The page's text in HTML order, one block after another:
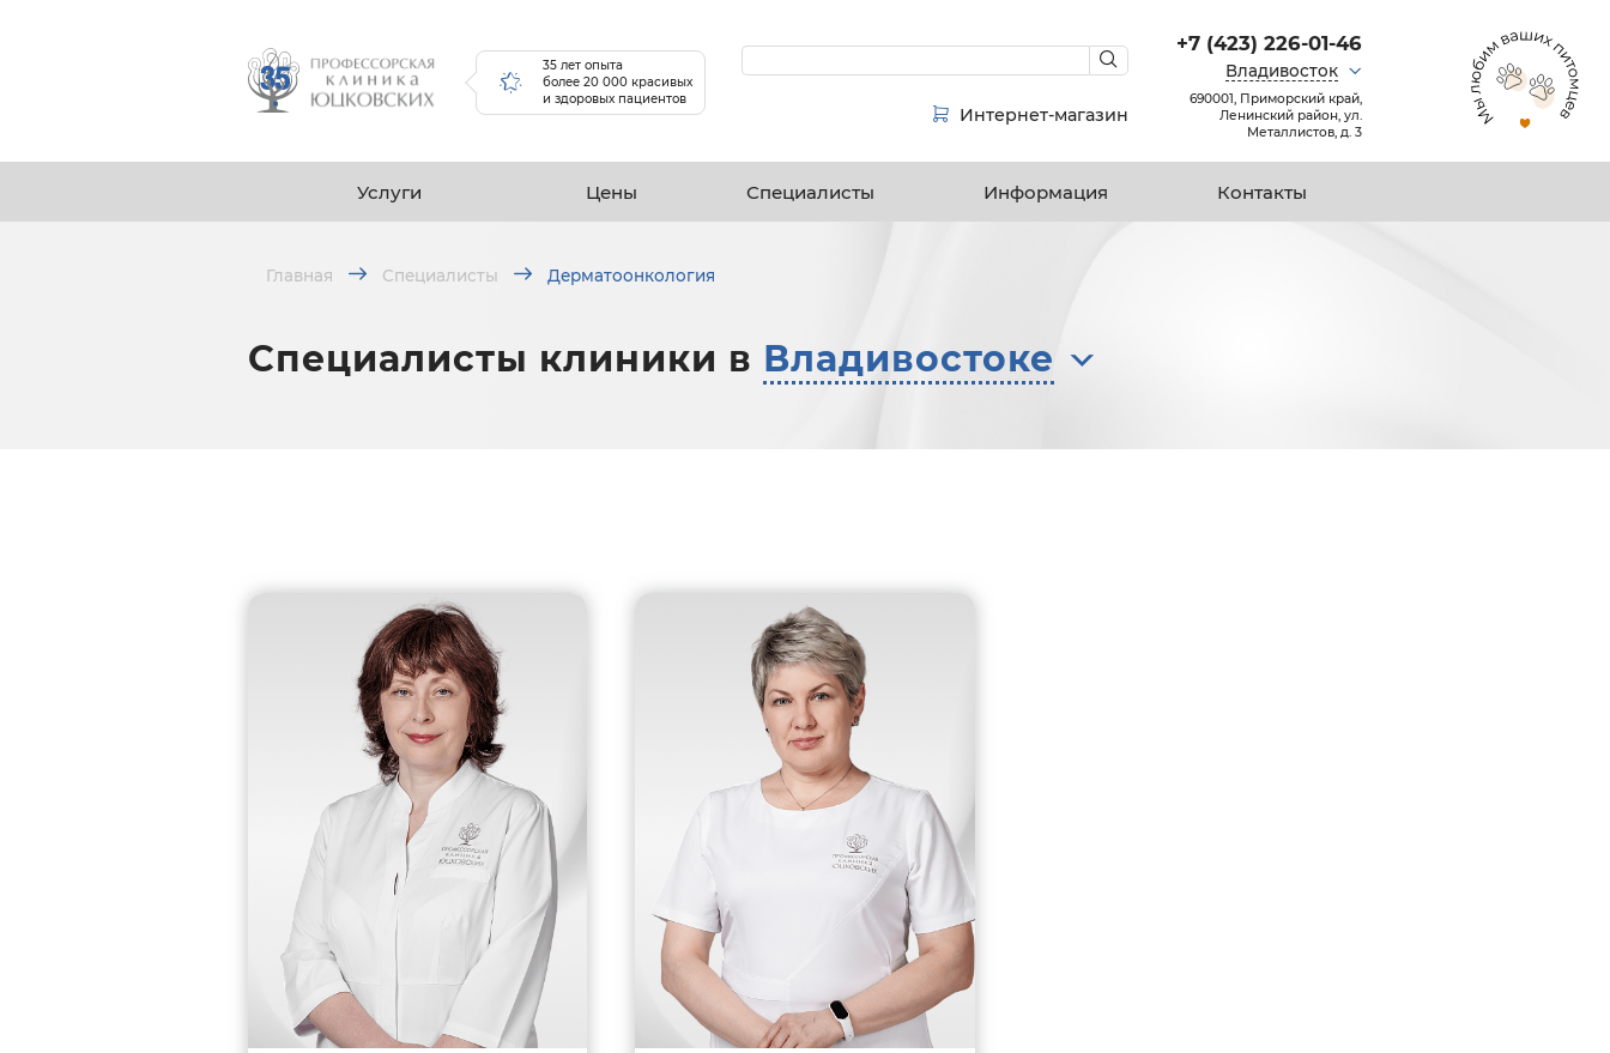
35 лет опыта
более 20 000 красивых
и здоровых пациентов
Интернет-магазин
+7 (423) 226-01-46
Владивосток
690001, Приморский край,
Ленинский район, ул.
Металлистов, д. 3
Услуги Цены Специалисты Информация Контакты
Главная Специалисты Дерматоонкология
Специалисты клиники в Владивостоке